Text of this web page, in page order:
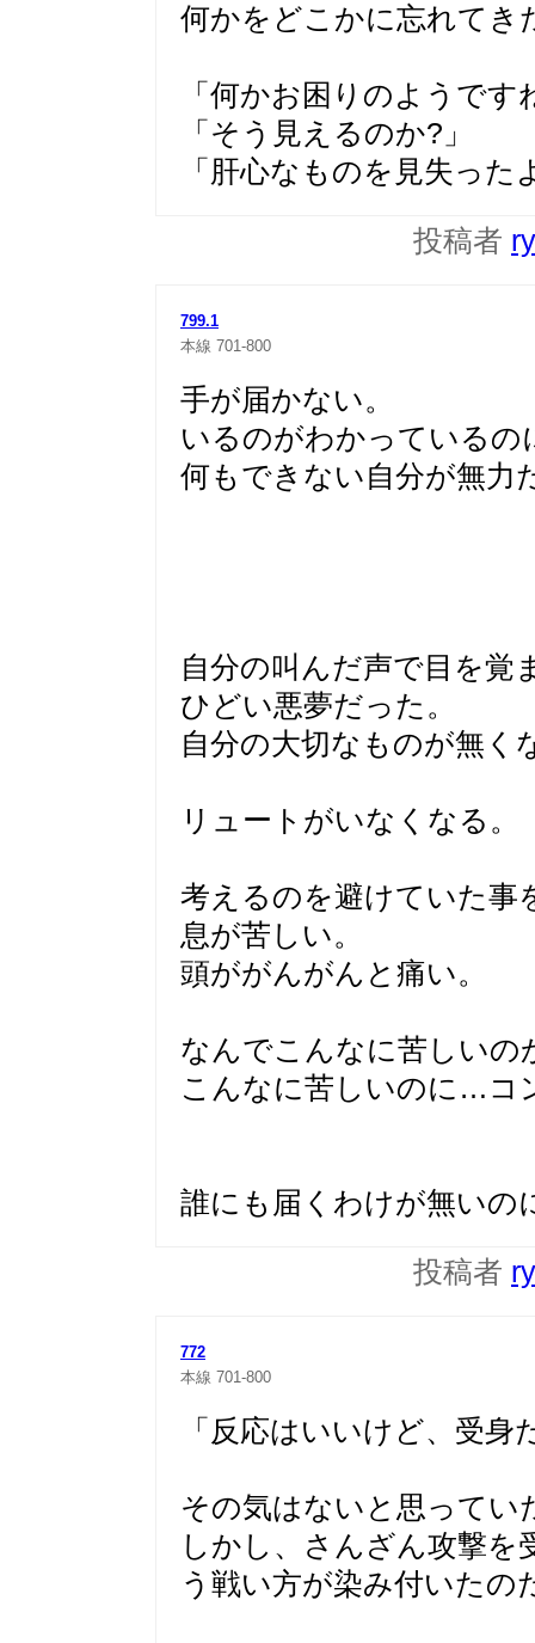
何かをどこかに忘れてき
「何かお困りのようです
「そう見えるのか?」
「肝心なものを見失っ
投稿者
799.1
本線 701-800
手が届かない。
いるのがわかっている
何もできない自分が無
自分の叫んだ声で目を覚
ひどい悪夢だった。
自分の大切なものが無く
リュートがいなくなる。
考えるのを避けていた事
息が苦しい。
頭ががんがんと痛い。
なんでこんなに苦しいの
こんなに苦しいのに…
誰にも届くわけが無い
投稿者
772
本線 701-800
「反応はいいけど、受
その気はないと思ってい
しかし、さんざん攻撃を
う戦い方が染み付いたの